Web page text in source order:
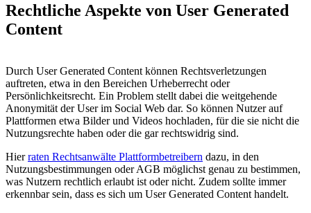
Rechtliche Aspekte von User Generated
Content
Durch User Generated Content können Rechtsverletzungen
auftreten, etwa in den Bereichen Urheberrecht oder
Persönlichkeitsrecht. Ein Problem stellt dabei die weitgehende
Anonymität der User im Social Web dar. So können Nutzer auf
Plattformen etwa Bilder und Videos hochladen, für die sie nicht die
Nutzungsrechte haben oder die gar rechtswidrig sind.
Hierraten Rechtsanwälte Plattformbetreibern dazu, in den
Nutzungsbestimmungen oder AGB möglichst genau zu bestimmen,
was Nutzern rechtlich erlaubt ist oder nicht. Zudem sollte immer
erkennbar sein, dass es sich um User Generated Content handelt.